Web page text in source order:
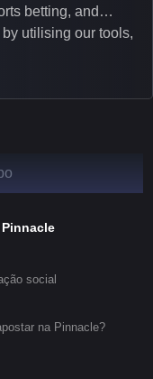
betting, and
utilising our tools,
and round
social
na Pinnacle?